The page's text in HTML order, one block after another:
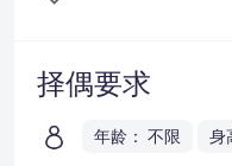
择偶要求
年龄： 不限 身